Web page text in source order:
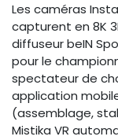
Les caméras
capturent en 8K
diffuseur beIN
pour le
spectateur de
application
(assemblage,
Mistika VR